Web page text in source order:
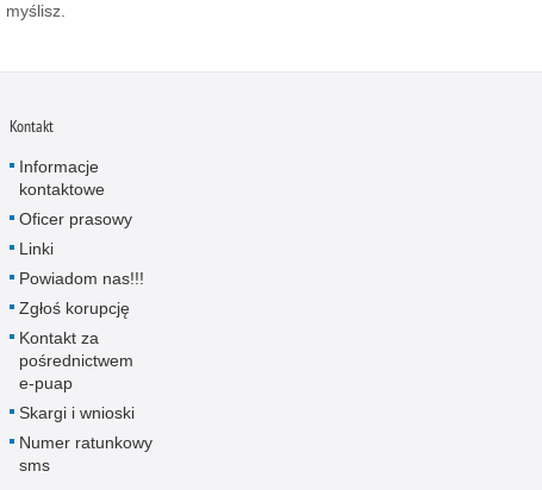
myślisz.
Kontakt
Informacje
kontaktowe
Oficer prasowy
Linki
Powiadom nas!!!
Zgłoś korupcję
Kontakt za
pośrednictwem
e-puap
Skargi i wnioski
Numer ratunkowy
sms